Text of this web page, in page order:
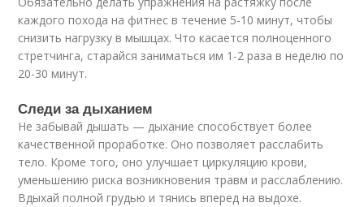
каждого похода на фитнес в течение 5-10 минут, чтобы
снизить нагрузку в мышцах. Что касается полноценного
стретчинга, старайся заниматься им 1-2 раза в неделю по
20-30 минут.
Следи за дыханием
Не забывай дышать — дыхание способствует более
качественной проработке. Оно позволяет расслабить
тело. Кроме того, оно улучшает циркуляцию крови,
уменьшению риска возникновения травм и расслаблению.
Вдыхай полной грудью и тянись вперед на выдохе.